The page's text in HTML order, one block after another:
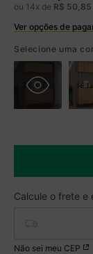
ou 14x de R$ 50 85
Ver opções de
Boleto
R$ 607,99 à
Você
Selecione uma cor
Não sei meu CEP